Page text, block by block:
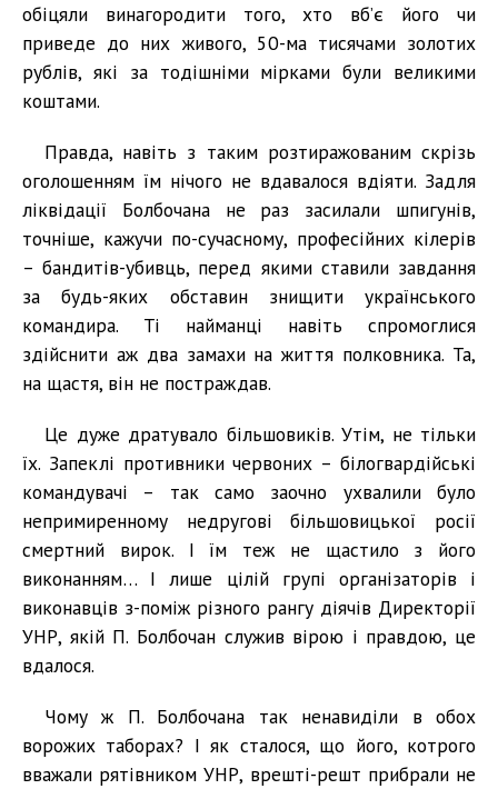
обіцяли винагородити того, хто вб’є його чи
приведе до них живого, 50-ма тисячами золотих
рублів, які за тодішніми мірками були великими
коштами.
Правда, навіть з таким розтиражованим скрізь
оголошенням їм нічого не вдавалося вдіяти. Задля
ліквідації Болбочана не раз засилали шпигунів,
точніше, кажучи по-сучасному, професійних кілерів
– бандитів-убивць, перед якими ставили завдання
за будь-яких обставин знищити українського
командира. Ті найманці навіть спромоглися
здійснити аж два замахи на життя полковника. Та,
на щастя, він не постраждав.
Це дуже дратувало більшовиків. Утім, не тільки
їх. Запеклі противники червоних – білогвардійські
командувачі – так само заочно ухвалили було
непримиренному недругові більшовицької росії
смертний вирок. І їм теж не щастило з його
виконанням… І лише цілій групі організаторів і
виконавців з-поміж різного рангу діячів Директорії
УНР, якій П. Болбочан служив вірою і правдою, це
вдалося.
Чому ж П. Болбочана так ненавиділи в обох
ворожих таборах? І як сталося, що його, котрого
вважали рятівником УНР, врешті-решт прибрали не